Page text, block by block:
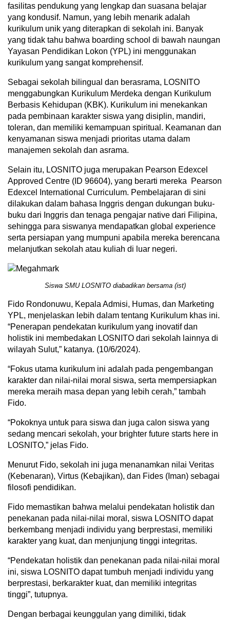
fasilitas pendukung yang lengkap dan suasana belajar
yang kondusif. Namun, yang lebih menarik adalah
kurikulum unik yang diterapkan di sekolah ini. Banyak
yang tidak tahu bahwa boarding school di bawah naungan
Yayasan Pendidikan Lokon (YPL) ini menggunakan
kurikulum yang sangat komprehensif.
Sebagai sekolah bilingual dan berasrama, LOSNITO
menggabungkan Kurikulum Merdeka dengan Kurikulum
Berbasis Kehidupan (KBK). Kurikulum ini menekankan
pada pembinaan karakter siswa yang disiplin, mandiri,
toleran, dan memiliki kemampuan spiritual. Keamanan dan
kenyamanan siswa menjadi prioritas utama dalam
manajemen sekolah dan asrama.
Selain itu, LOSNITO juga merupakan Pearson Edexcel
Approved Centre (ID 96604), yang berarti mereka Pearson
Edexcel International Curriculum. Pembelajaran di sini
dilakukan dalam bahasa Inggris dengan dukungan buku-
buku dari Inggris dan tenaga pengajar native dari Filipina,
sehingga para siswanya mendapatkan global experience
serta persiapan yang mumpuni apabila mereka berencana
melanjutkan sekolah atau kuliah di luar negeri.
Siswa SMU LOSNITO diabadikan bersama (ist)
Fido Rondonuwu, Kepala Admisi, Humas, dan Marketing
YPL, menjelaskan lebih dalam tentang Kurikulum khas ini.
“Penerapan pendekatan kurikulum yang inovatif dan
holistik ini membedakan LOSNITO dari sekolah lainnya di
wilayah Sulut,” katanya. (10/6/2024).
“Fokus utama kurikulum ini adalah pada pengembangan
karakter dan nilai-nilai moral siswa, serta mempersiapkan
mereka meraih masa depan yang lebih cerah,” tambah
Fido.
“Pokoknya untuk para siswa dan juga calon siswa yang
sedang mencari sekolah, your brighter future starts here in
LOSNITO,” jelas Fido.
Menurut Fido, sekolah ini juga menanamkan nilai Veritas
(Kebenaran), Virtus (Kebajikan), dan Fides (Iman) sebagai
filosofi pendidikan.
Fido memastikan bahwa melalui pendekatan holistik dan
penekanan pada nilai-nilai moral, siswa LOSNITO dapat
berkembang menjadi individu yang berprestasi, memiliki
karakter yang kuat, dan menjunjung tinggi integritas.
“Pendekatan holistik dan penekanan pada nilai-nilai moral
ini, siswa LOSNITO dapat tumbuh menjadi individu yang
berprestasi, berkarakter kuat, dan memiliki integritas
tinggi”, tutupnya.
Dengan berbagai keunggulan yang dimiliki, tidak